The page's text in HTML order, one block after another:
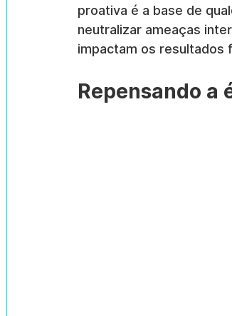
proativa é a base de
neutralizar ameaças
impactam os resultados
Repensando a